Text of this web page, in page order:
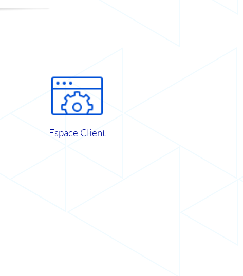
Espace Client